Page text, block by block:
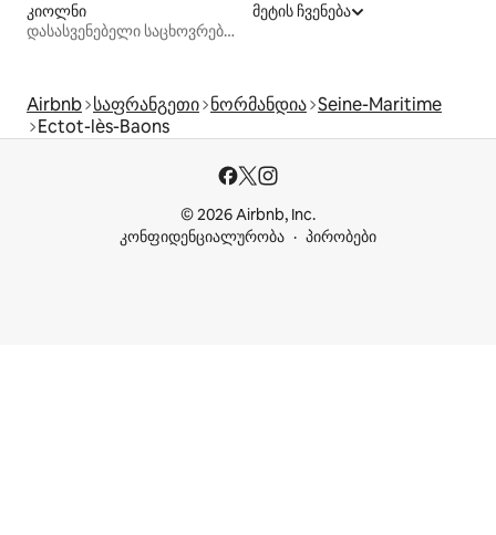
კიოლნი
დასასვენებელი საცხოვრებლები
მეტის ჩვენება
Airbnb საფრანგეთი ნორმანდია Seine-Maritime
Ectot-lès-Baons
© 2026 Airbnb, Inc.
კონფიდენციალურობა
პირობები